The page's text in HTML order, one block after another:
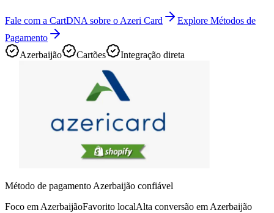
Fale com a CartDNA sobre o Azeri Card
Explore Métodos de
Pagamento
Azerbaijão
Cartões Integração direta
Método de pagamento Azerbaijão confiável
Foco em AzerbaijãoFavorito localAlta conversão em Azerbaijão